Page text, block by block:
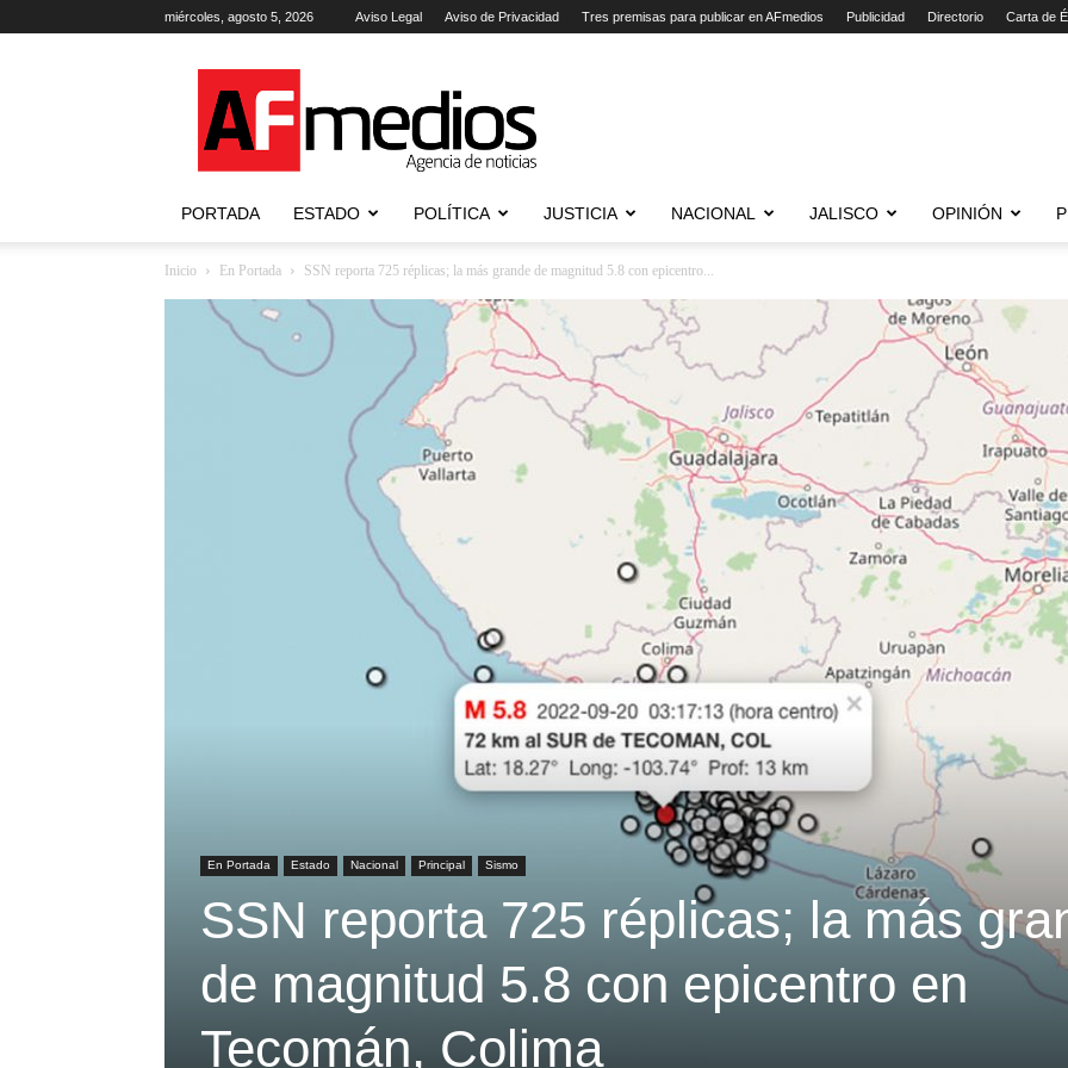
miércoles, agosto 5, 2026 Aviso Legal Aviso de Privacidad Tres premisas para publicar en AFmedios Publicidad Directorio Carta de
Agencia
de
Noticias
PORTADA ESTADO POLÍTICA JUSTICIA NACIONAL JALISCO OPINIÓN
Inicio En Portada SSN reporta 725 réplicas; la más grande de magnitud 5.8 con epicentro...
En Portada Estado Nacional Principal Sismo
SSN reporta 725 réplicas; la más
de magnitud 5.8 con epicentro en
Tecomán, Colima